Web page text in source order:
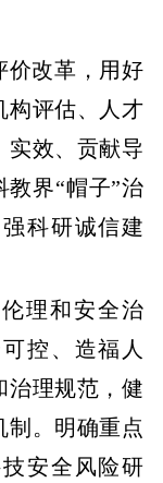
价改革，用好
构评估、人才
实效、贡献导
教界“帽子”治
科研诚信建
理和安全治
控、造福人
治理规范，健
制。明确重点
安全风险研